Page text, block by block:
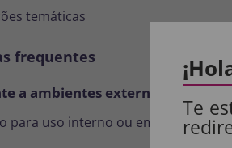
temáticas
frequentes
a ambientes externos?
para uso interno ou em varandas
Te